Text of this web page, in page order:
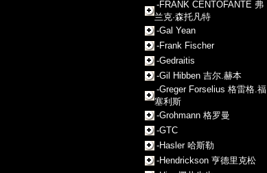
-FRANK CENTOFANTE 弗
兰克·森托凡特
-Gal Yean
-Frank Fischer
-Gedraitis
-Gil Hibben 吉尔.赫本
-Greger Forselius 格雷格.福
塞利斯
-Grohmann 格罗曼
-GTC
-Hasler 哈斯勒
-Hendrickson 亨德里克松